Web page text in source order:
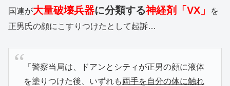
国連が大量破壊兵器に分類する神経剤「VX」
を
正男氏の顔にこすりつけたとして起訴…
「警察当局は、ドアンとシティが正男の顔に液体
を塗りつけた後、いずれも両手を自分の体に触れ